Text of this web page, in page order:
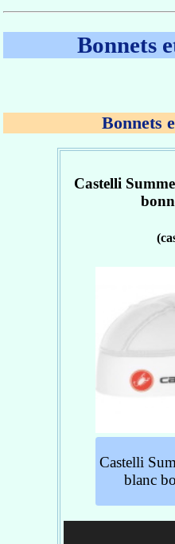
Bonnets
Bonnets
Castelli
Castelli
blanc